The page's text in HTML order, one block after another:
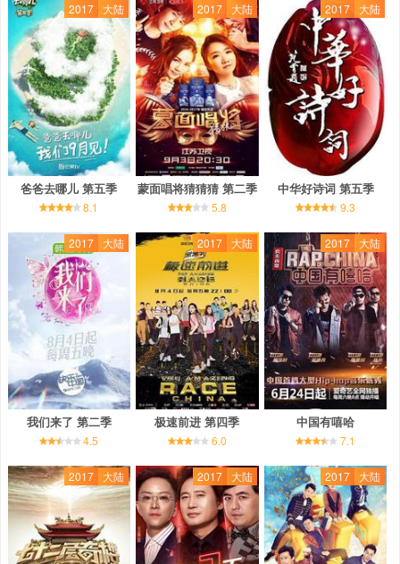
2017 大陆
爸爸去哪儿 第五季
8.1
2017 大陆
蒙面唱将猜猜猜 第二季
5.8
2017 大陆
中华好诗词 第五季
9.3
2017 大陆
我们来了 第二季
4.5
2017 大陆
极速前进 第四季
6.0
2017 大陆
中国有嘻哈
7.1
2017 大陆 2017 大陆 2017 大陆